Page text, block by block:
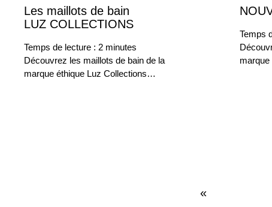
Les maillots de bain
LUZ COLLECTIONS
Temps de lecture : 2 minutes
Découvrez les maillots de bain de la
marque éthique Luz Collections…
Temps
marque
«